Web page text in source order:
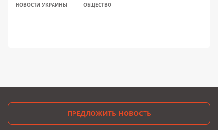
НОВОСТИ УКРАИНЫ ОБЩЕСТВО
ПРЕДЛОЖИТЬ НОВОСТЬ